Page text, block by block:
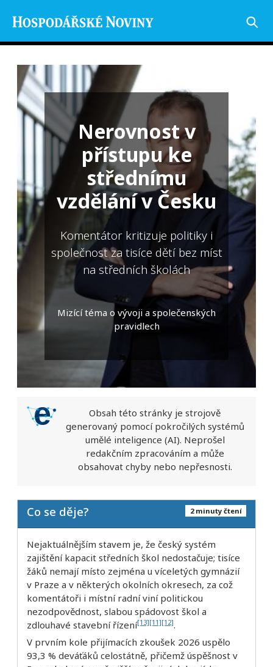
Nerovnost v
přístupu ke
střednímu
vzdělání v Česku
Komentátor kritizuje politiky i
společnost za tisíce dětí bez míst
na středních školách
Mizící téma o vývoji a společenských
pravidlech
Obsah této stránky je strojově
generovaný pomocí pokročilých systémů
umělé inteligence (AI). Neprošel
redakčním zpracováním a může
obsahovat chyby nebo nepřesnosti.
2 minuty čtení
Co se děje?
Nejaktuálnějším stavem je, že český systém
zajištění kapacit středních škol nedostačuje; tisíce
žáků nemají místo zejména u víceletých gymnázií
v Praze a v některých okolních okresech, za což
komentátoři i místní radní viní politickou
nezodpovědnost, slabou spádovost škol a
zdlouhavé stavební řízení[13][11][12].
V prvním kole přijímacích zkoušek 2026 uspělo
93,3 % deváťáků celostátně, přičemž úspěšnost v